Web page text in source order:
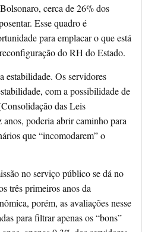
cerca de 26% dos
Esse quadro é
para emplacar o que está
do RH do Estado.
estabilidade. Os servidores
com a possibilidade de
das Leis
poderia abrir caminho para
que “incomodarem” o
no serviço público se dá no
três primeiros anos da
porém, as avaliações nesse
para filtrar apenas os “bons”